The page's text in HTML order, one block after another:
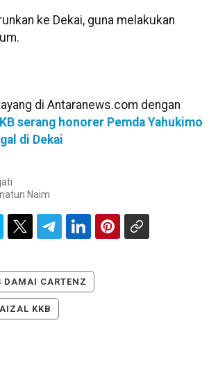
ke Dekai, guna melakukan
di Antaranews.com dengan
serang honorer Pemda Yahukimo
di Dekai
Naim
DAMAI CARTENZ
KKB